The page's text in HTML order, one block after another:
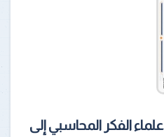
الفكر المحاسبي إلى